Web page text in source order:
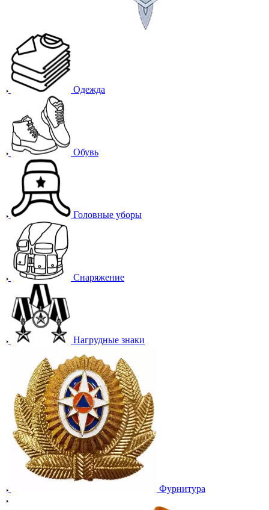
Одежда
Обувь
Головные уборы
Снаряжение
Нагрудные знаки
Фурнитура